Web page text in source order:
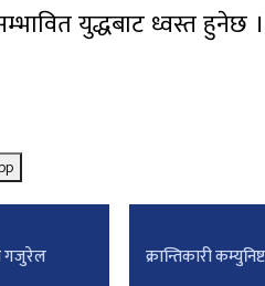
युद्धबाट ध्वस्त हुनेछ
गजुरेल
क्रान्तिकारी